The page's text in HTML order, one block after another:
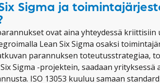
Sigma ja
ovat aina yhteydessä kriittisiin
Lean Six Sigma osaksi
parannuksen toteutusstrategiaa,
Sigma -projektein, saadaan yrityksessä
ISO 13053 kuuluu samaan